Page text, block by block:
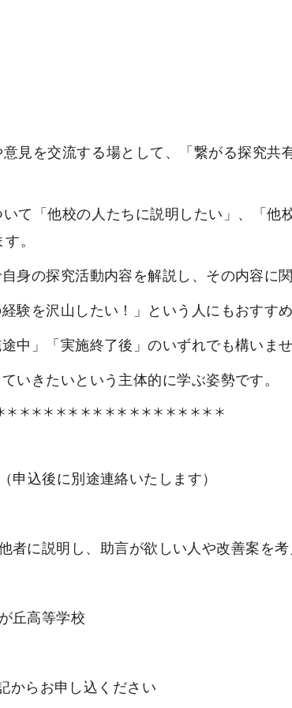
見を交流する場として、「繋がる探究
て「他校の人たちに説明したい」、「
。
身の探究活動内容を解説し、その内容に
験を沢山したい！」という人にもおすす
中」「実施終了後」のいずれでも構いま
いきたいという主体的に学ぶ姿勢です。
＊＊＊＊＊＊＊＊＊＊＊＊＊＊＊＊＊
申込後に別途連絡いたします）
者に説明し、助言が欲しい人や改善案を
丘高等学校
からお申し込ください